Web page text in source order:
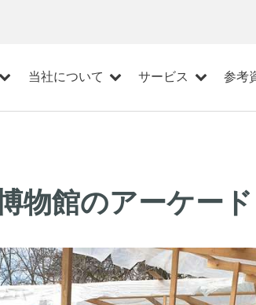
当社について サービス 参考
物館のアーケード